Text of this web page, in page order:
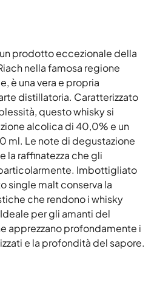
prodotto eccezionale della
nella famosa regione
è una vera e propria
distillatoria. Caratterizzato
questo whisky si
alcolica di 40,0% e un
ml. Le note di degustazione
la raffinatezza che gli
Imbottigliato
single malt conserva la
che rendono i whisky
per gli amanti del
apprezzano profondamente i
e la profondità del sapore.